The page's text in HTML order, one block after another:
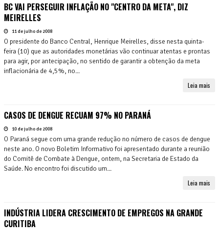
BC VAI PERSEGUIR INFLAÇÃO NO "CENTRO DA META", DIZ
MEIRELLES
11 de julho de 2008
O presidente do Banco Central, Henrique Meirelles, disse nesta quinta-
feira (10) que as autoridades monetárias vão continuar atentas e prontas
para agir, por antecipação, no sentido de garantir a obtenção da meta
inflacionária de 4,5%, no...
Leia mais
CASOS DE DENGUE RECUAM 97% NO PARANÁ
10 de julho de 2008
O Paraná segue com uma grande redução no número de casos de dengue
neste ano. O novo Boletim Informativo foi apresentado durante a reunião
do Comitê de Combate à Dengue, ontem, na Secretaria de Estado da
Saúde. No encontro foi discutido um...
Leia mais
INDÚSTRIA LIDERA CRESCIMENTO DE EMPREGOS NA GRANDE
CURITIBA